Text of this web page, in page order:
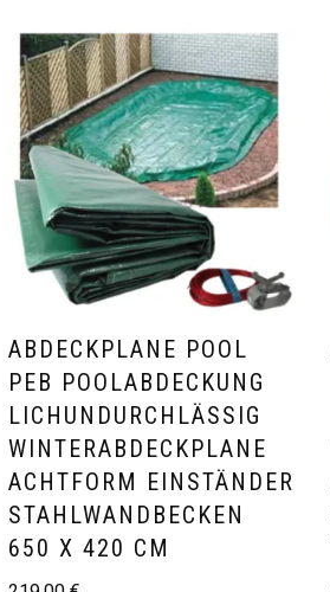
ABDECKPLANE POOL
PEB POOLABDECKUNG
LICHUNDURCHLÄSSIG
WINTERABDECKPLANE
ACHTFORM EINSTÄNDER
STAHLWANDBECKEN
650 X 420 CM